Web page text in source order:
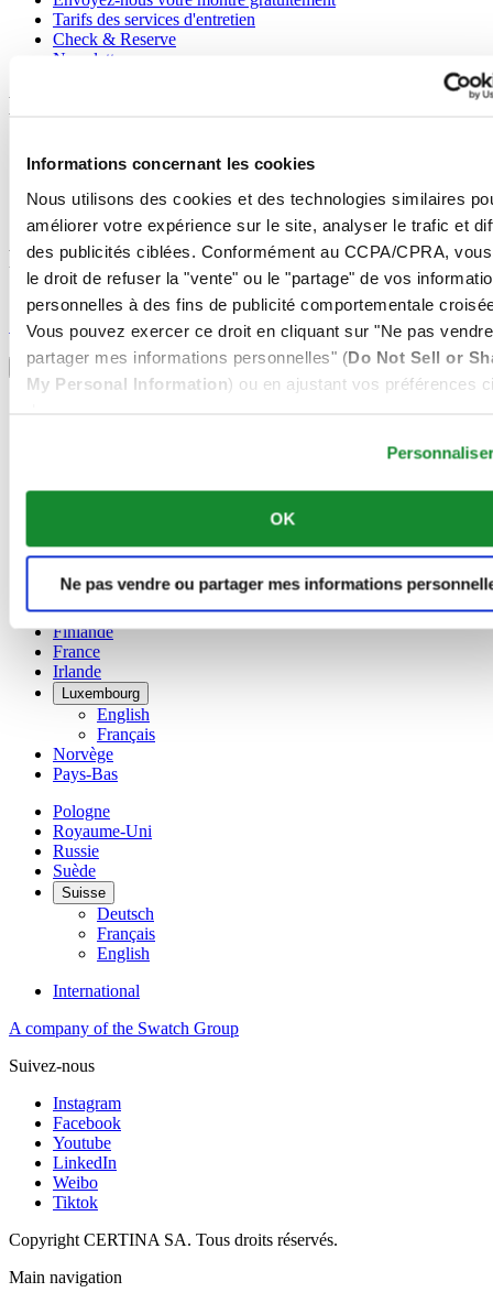
Informations concernant les cookies
Nous utilisons des cookies et des technologies similaires
améliorer votre expérience sur le site, analyser le trafic et
des publicités ciblées. Conformément au CCPA/CPRA,
le droit de refuser la "vente" ou le "partage" de vos
personnelles à des fins de publicité comportementale
Vous pouvez exercer ce droit en cliquant sur "Ne pas
partager mes informations personnelles" (Do Not Sell or
My Personal Information) ou en ajustant vos préférences
OK
Ne pas vendre ou partager mes informations
Tarifs des services d'entretien
Check & Reserve
Newsletter
Mentions légales
Déclaration de Confidentialité
Informations concernant les cookies
Rejoignez le club CERTINA
S'inscrire pour recevoir des informations exclusives
S'inscrire
Sélectionner un pays/une région
Sélecteur de langue
Français
简体中文
Danemark
Espagne
Finlande
France
Irlande
Luxembourg
English
Français
Norvège
Pays-Bas
Pologne
Royaume-Uni
Russie
Suède
Suisse
Deutsch
Français
English
International
A company of the Swatch Group
Suivez-nous
Instagram
Facebook
Youtube
LinkedIn
Weibo
Tiktok
Copyright CERTINA SA. Tous droits réservés.
Main navigation